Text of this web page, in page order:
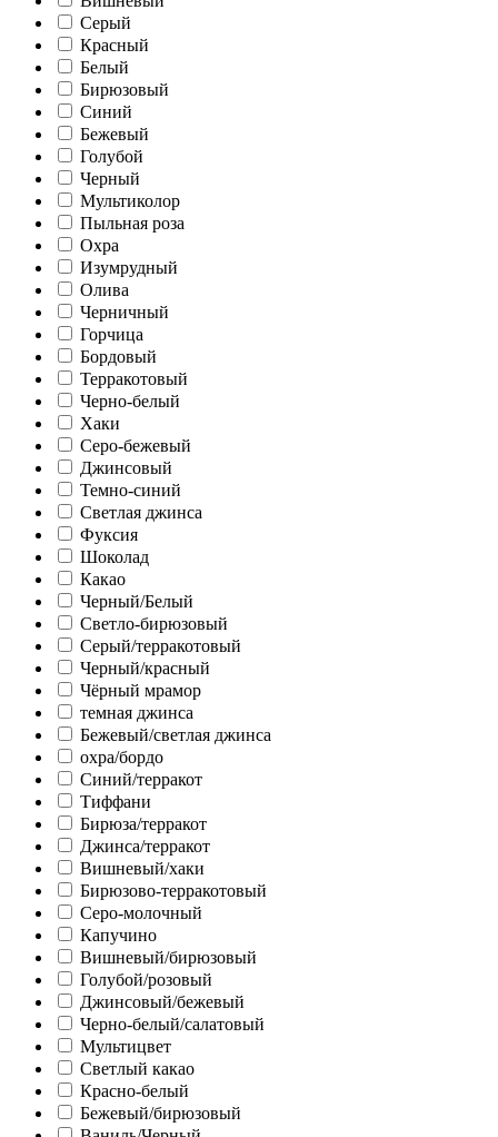
Серый
Красный
Белый
Бирюзовый
Синий
Бежевый
Голубой
Черный
Мультиколор
Пыльная роза
Охра
Изумрудный
Олива
Черничный
Горчица
Бордовый
Терракотовый
Черно-белый
Хаки
Серо-бежевый
Джинсовый
Темно-синий
Светлая джинса
Фуксия
Шоколад
Какао
Черный/Белый
Светло-бирюзовый
Серый/терракотовый
Черный/красный
Чёрный мрамор
темная джинса
Бежевый/светлая джинса
охра/бордо
Синий/терракот
Тиффани
Бирюза/терракот
Джинса/терракот
Вишневый/хаки
Бирюзово-терракотовый
Серо-молочный
Капучино
Вишневый/бирюзовый
Голубой/розовый
Джинсовый/бежевый
Черно-белый/салатовый
Мультицвет
Светлый какао
Красно-белый
Бежевый/бирюзовый